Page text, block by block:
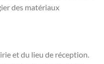
des matériaux
et du lieu de réception.